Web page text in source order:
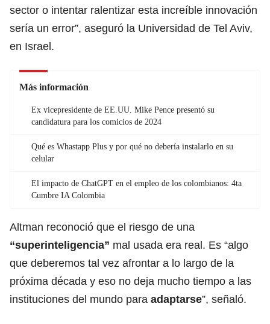
sector o intentar ralentizar esta increíble innovación
sería un error”, aseguró la Universidad de Tel Aviv,
en Israel.
Más información
Ex vicepresidente de EE.UU. Mike Pence presentó su
candidatura para los comicios de 2024
Qué es Whastapp Plus y por qué no debería instalarlo en su
celular
El impacto de ChatGPT en el empleo de los colombianos: 4ta
Cumbre IA Colombia
Altman reconoció que el riesgo de una
“superinteligencia” mal usada era real. Es “algo
que deberemos tal vez afrontar a lo largo de la
próxima década y eso no deja mucho tiempo a las
instituciones del mundo para adaptarse”, señaló.